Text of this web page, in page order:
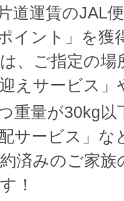
道運賃のJAL
イント」を獲
、ご指定の
えサービス」
重量が30kg以
サービス」
済みのご家
！